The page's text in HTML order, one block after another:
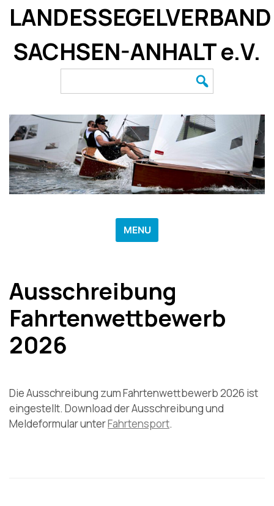
SkipLANDESSEGELVERBAND
SACHSEN-ANHALT e.V.
for:
MENU
Ausschreibung
Fahrtenwettbewerb
2026
Die Ausschreibung zum Fahrtenwettbewerb 2026 ist
eingestellt. Download der Ausschreibung und
Meldeformular unterFahrtensport.